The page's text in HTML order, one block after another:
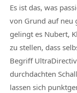
Es ist das, was
von Grund auf neu
gelingt es Nubert,
zu stellen, dass
Begriff
durchdachten
lassen sich